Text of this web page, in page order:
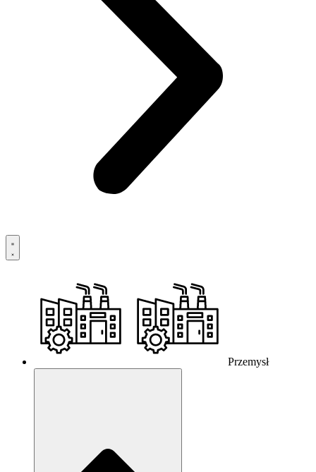
Przemysł